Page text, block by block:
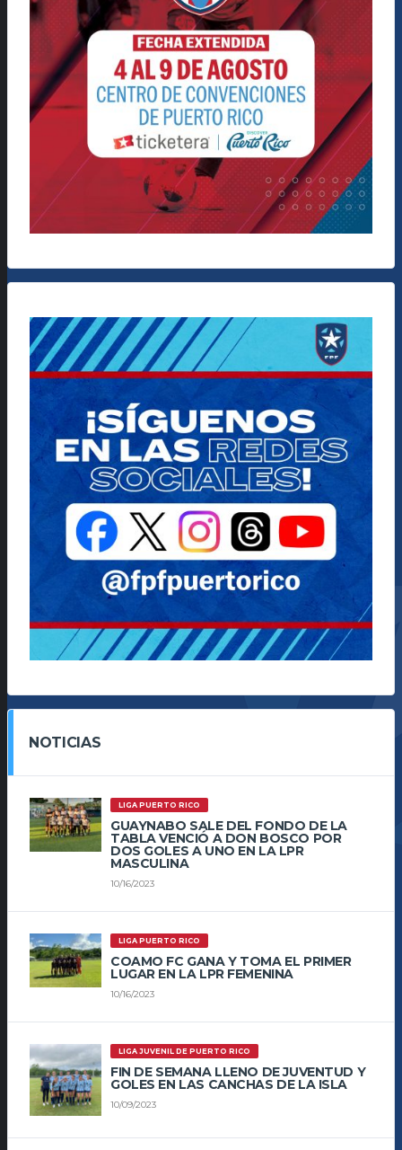
NOTICIAS
LIGA PUERTO RICO
GUAYNABO SALE DEL FONDO DE LA
TABLA VENCIÓ A DON BOSCO POR
DOS GOLES A UNO EN LA LPR
MASCULINA
10/16/2023
LIGA PUERTO RICO
COAMO FC GANA Y TOMA EL PRIMER
LUGAR EN LA LPR FEMENINA
10/16/2023
LIGA JUVENIL DE PUERTO RICO
FIN DE SEMANA LLENO DE JUVENTUD Y
GOLES EN LAS CANCHAS DE LA ISLA
10/09/2023